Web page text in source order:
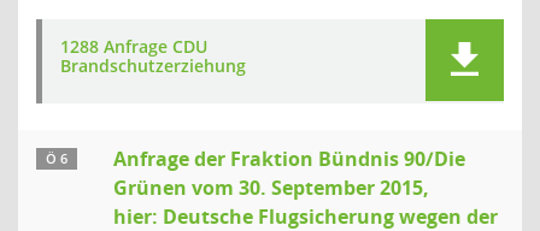
1288 Anfrage CDU
Brandschutzerziehung
Ö 6
Anfrage der Fraktion Bündnis 90/Die
Grünen vom 30. September 2015,
hier: Deutsche Flugsicherung wegen der